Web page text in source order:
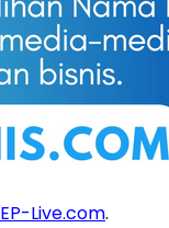
EP-Live.com.